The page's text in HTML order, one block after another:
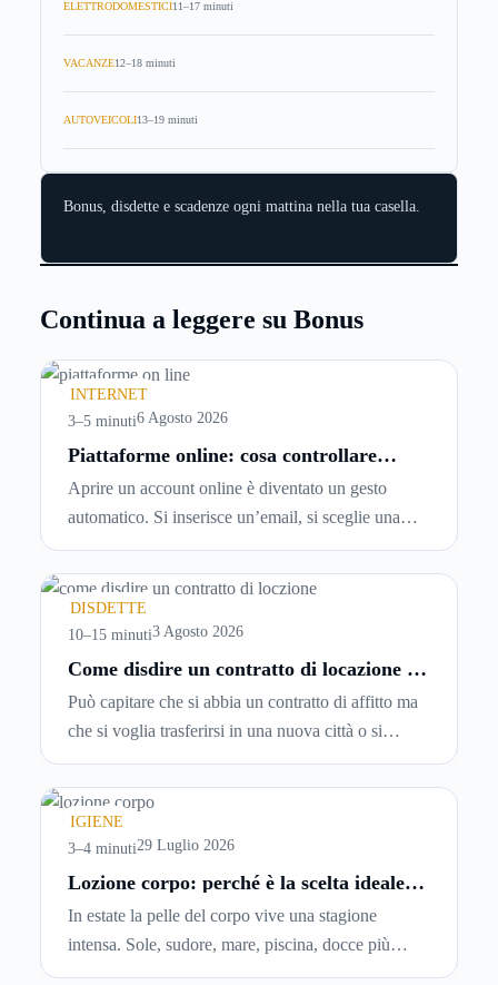
ELETTRODOMESTICI11–17 minuti
VACANZE12–18 minuti
AUTOVEICOLI13–19 minuti
Bonus, disdette e scadenze ogni mattina nella tua casella.
Continua a leggere su Bonus
INTERNET
3–5 minuti6 Agosto 2026
Piattaforme online: cosa controllare
prima di iscriversi e usare servizi in
tempo reale
Aprire un account online è diventato un gesto
automatico. Si inserisce un’email, si sceglie una
password, si accetta una serie di condizioni senza
leggerle davvero. Tutto avviene in pochi minuti,
spesso senza che ci si fermi a capire dove si sta
entrando.
DISDETTE
10–15 minuti3 Agosto 2026
Come disdire un contratto di locazione in
modo corretto ed efficace
Può capitare che si abbia un contratto di affitto ma
che si voglia trasferirsi in una nuova città o si
abbiano problemi a pagare il canone, per cui si
comincia a cercare un’altra abitazione: è legittimo
chiedersi se è possibile
locazioneprima che scada. In questa guida
capiremo come inviare la disdetta per un contratto
IGIENE
3–4 minuti29 Luglio 2026
Lozione corpo: perché è la scelta ideale
In estate la pelle del corpo vive una stagione
intensa. Sole, sudore, mare, piscina, docce più
frequenti e aria condizionata possono renderla